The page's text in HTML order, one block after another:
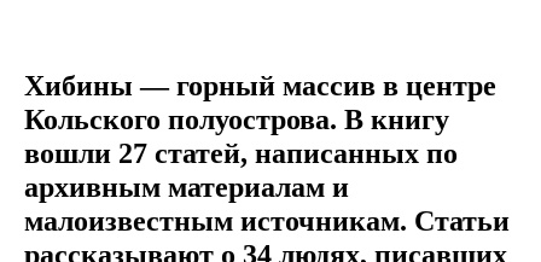
Хибины — горный массив в центре
Кольского полуострова. В книгу
вошли 27 статей, написанных по
архивным материалам и
малоизвестным источникам. Статьи
рассказывают о 34 людях, писавших